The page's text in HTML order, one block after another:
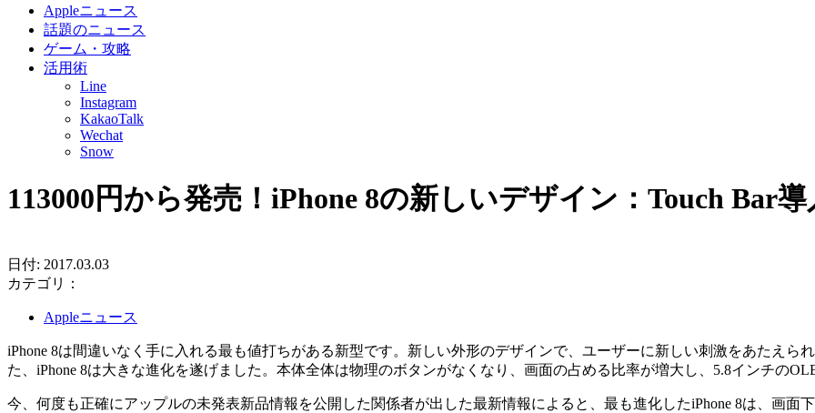
Appleニュース
話題のニュース
ゲーム・攻略
活用術
Line
Instagram
KakaoTalk
Wechat
Snow
113000円から発売！iPhone 8の新しいデザイン：Touch Bar導
日付: 2017.03.03
カテゴリ：
Appleニュース
iPhone 8は間違いなく手に入れる最も値打ちがある新型です。新しい外形のデザインで、ユーザーに新しい刺激をあたえら
た、iPhone 8は大きな進化を遂げました。本体全体は物理のボタンがなくなり、画面の占める比率が増大し、5.8インチの
今、何度も正確にアップルの未発表新品情報を公開した関係者が出した最新情報によると、最も進化したiPhone 8は、画面